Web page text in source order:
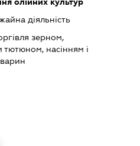
діяльність
зерном,
насінням і